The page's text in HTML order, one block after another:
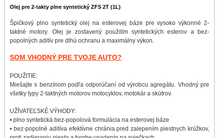
Olej pre 2-takty plne syntetický ZFS 2T (1L)
Špičkový plno syntetický olej na esterovej báze pre vysoko výkonné 2-
taktné motory. Olej je zostavený použitím syntetických esterov a bez-
popolných aditív pre dlhú ochranu a maximálny výkon.
SOM VHODNÝ PRE TVOJE AUTO?
POUŽITIE:
Miešajte s benzínom podľa odporúčaní od výrobcu agregátu. Vhodný pre
všetky typy 2-taktných motorov motocyklov, motokár a skútrov.
UŽÍVATEĽSKÉ VÝHODY:
• plno syntetická bez-popolová formulácia na esterovej báze
• bez-popolné aditíva efektívne chránia pred zalepením piestnych krúžkov,